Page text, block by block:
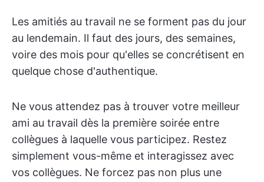
Les amitiés au travail ne se forment pas du jour
au lendemain. Il faut des jours, des semaines,
voire des mois pour qu'elles se concrétisent en
quelque chose d'authentique.
Ne vous attendez pas à trouver votre meilleur
ami au travail dès la première soirée entre
collègues à laquelle vous participez. Restez
simplement vous-même et interagissez avec
vos collègues. Ne forcez pas non plus une